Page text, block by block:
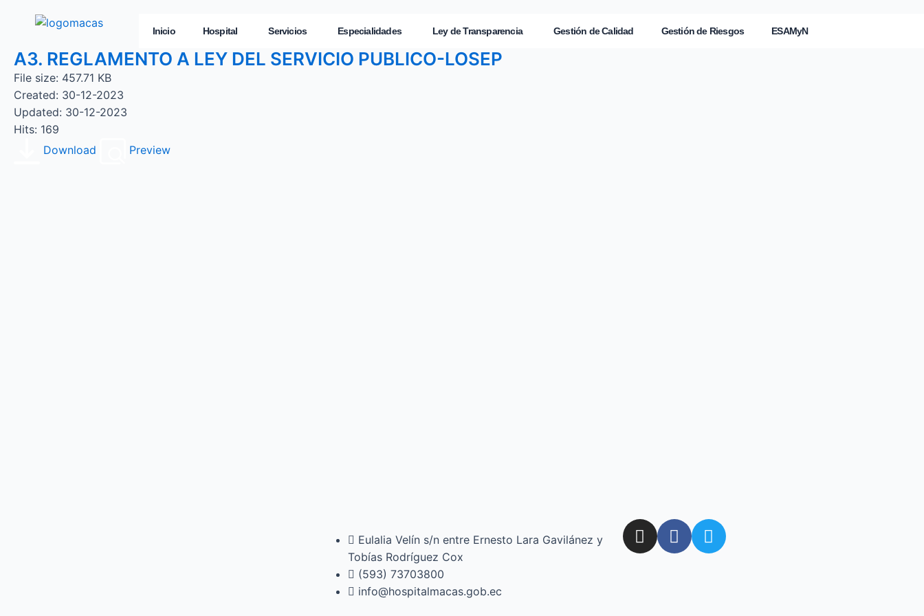
Inicio Hospital Servicios Especialidades Ley de Transparencia Gestión de Calidad Gestión de Riesgos ESAMyN
A3. REGLAMENTO A LEY DEL SERVICIO PUBLICO-LOSEP
File size: 457.71 KB
Created: 30-12-2023
Updated: 30-12-2023
Hits: 169
Download
Preview
Eulalia Velín s/n entre Ernesto Lara Gavilánez y
Tobías Rodríguez Cox
(593) 73703800​
info@hospitalmacas.gob.ec